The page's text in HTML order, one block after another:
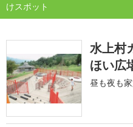
けスポット
水上村
ほい広
昼も夜も